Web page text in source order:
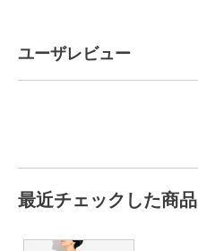
ユーザレビュー
最近チェックした商品